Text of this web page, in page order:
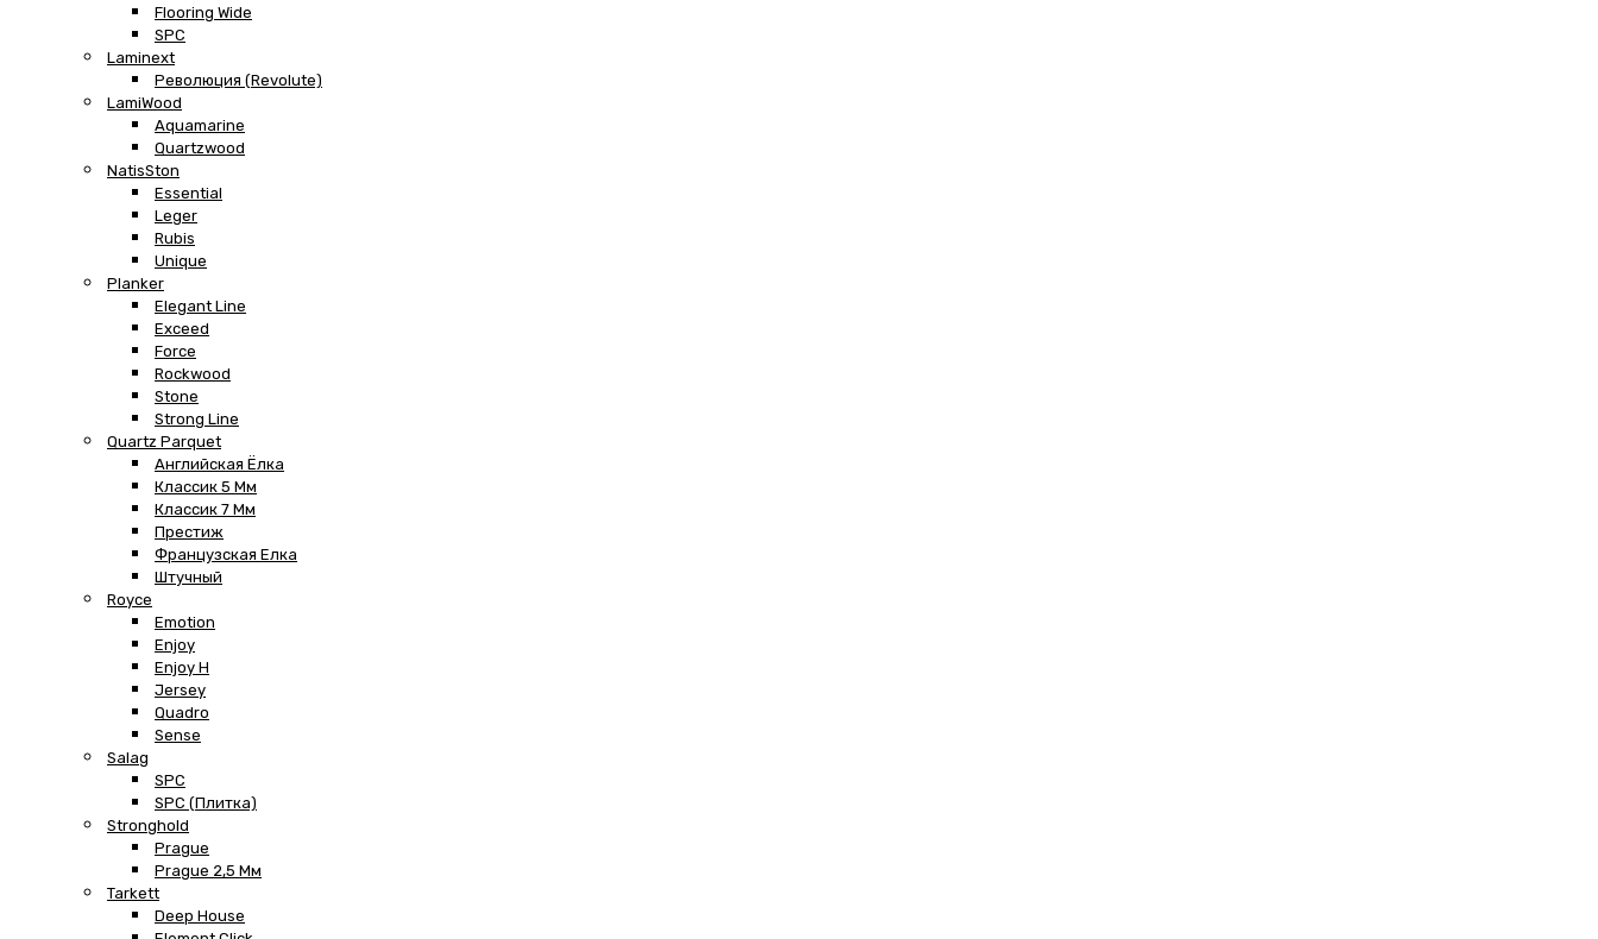
Flooring Wide
SPC
Laminext
Революция (Revolute)
LamiWood
Aquamarine
Quartzwood
NatisSton
Essential
Leger
Rubis
Unique
Planker
Elegant Line
Exceed
Force
Rockwood
Stone
Strong Line
Quartz Parquet
Английская Ёлка
Классик 5 Мм
Классик 7 Мм
Престиж
Французская Елка
Штучный
Royce
Emotion
Enjoy
Enjoy H
Jersey
Quadro
Sense
Salag
SPC
SPC (плитка)
Stronghold
Prague
Prague 2,5 Мм
Tarkett
Deep House